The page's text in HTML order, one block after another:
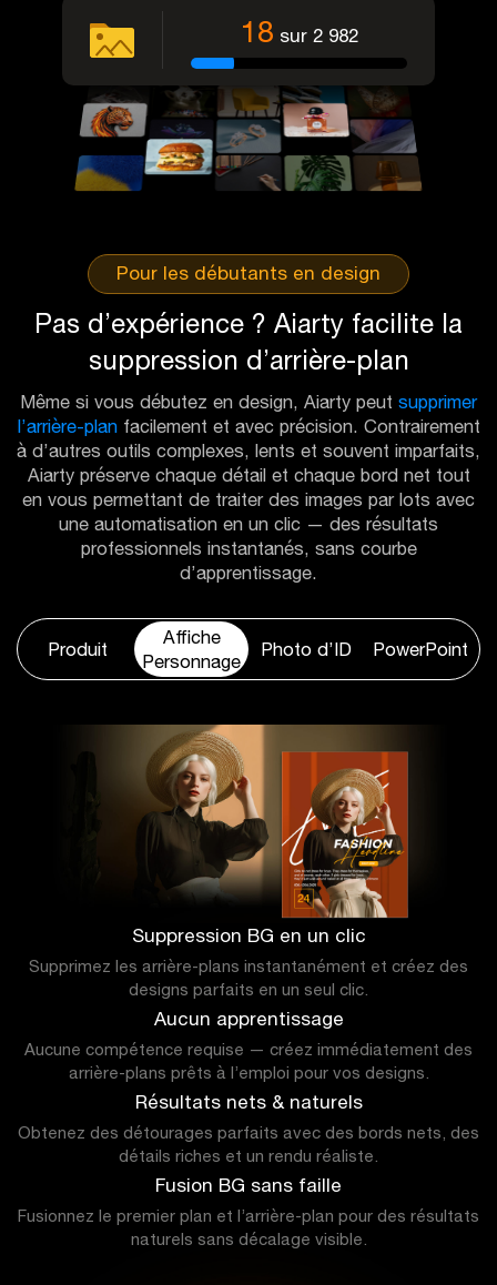
18 sur 2 982
Pour les débutants en design
Pas d’expérience ? Aiarty facilite la
suppression d’arrière-plan
Même si vous débutez en design, Aiarty peut supprimer
l’arrière-planfacilement et avec précision. Contrairement
à d’autres outils complexes, lents et souvent imparfaits,
Aiarty préserve chaque détail et chaque bord net tout
en vous permettant de traiter des images par lots avec
une automatisation en un clic — des résultats
professionnels instantanés, sans courbe
d’apprentissage.
Produit
Affiche
Personnage
Photo d’ID PowerPoint
Suppression BG en un clic
Supprimez les arrière-plans instantanément et créez des
designs parfaits en un seul clic.
Aucun apprentissage
Aucune compétence requise — créez immédiatement des
arrière-plans prêts à l’emploi pour vos designs.
Résultats nets & naturels
Obtenez des détourages parfaits avec des bords nets, des
détails riches et un rendu réaliste.
Fusion BG sans faille
Fusionnez le premier plan et l’arrière-plan pour des résultats
naturels sans décalage visible.